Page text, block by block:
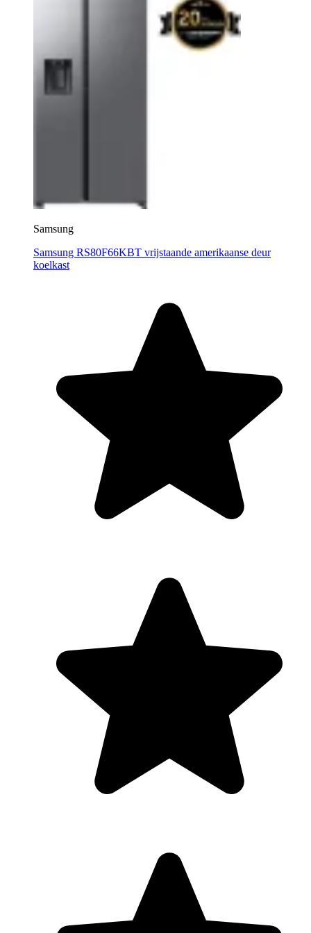
Samsung
Samsung RS80F66KBT vrijstaande amerikaanse deur
koelkast